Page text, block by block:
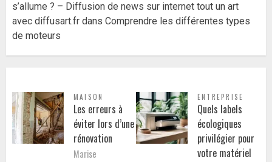
s’allume ? – Diffusion de news sur internet tout un art
avec diffusart.fr dans Comprendre les différentes types
de moteurs
MAISON
Les erreurs à
éviter lors d’une
rénovation
Marise
ENTREPRISE
Quels labels
écologiques
privilégier pour
votre matériel